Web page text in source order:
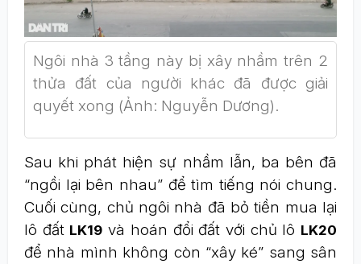
Ngôi nhà 3 tầng này bị xây nhầm trên 2
thửa đất của người khác đã được giải
quyết xong (Ảnh: Nguyễn Dương).
Sau khi phát hiện sự nhầm lẫn, ba bên đã
“ngồi lại bên nhau” để tìm tiếng nói chung.
Cuối cùng, chủ ngôi nhà đã bỏ tiền mua lại
lô đất LK19 và hoán đổi đất với chủ lô LK20
để nhà mình không còn “xây ké” sang sân